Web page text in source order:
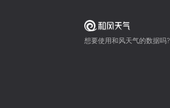
想要使用和风天气的数据吗?